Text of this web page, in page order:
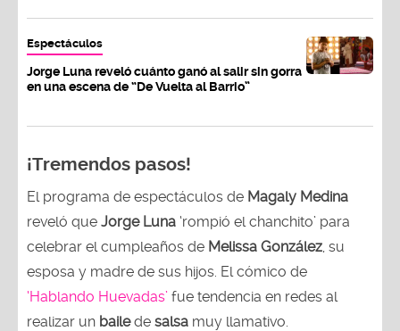
Espectáculos
Jorge Luna reveló cuánto ganó al salir sin gorra
en una escena de “De Vuelta al Barrio”
¡Tremendos pasos!
El programa de espectáculos de Magaly Medina
reveló que Jorge Luna ‘rompió el chanchito’ para
celebrar el cumpleaños de Melissa González , su
esposa y madre de sus hijos. El cómico de
‘Hablando Huevadas’ fue tendencia en redes al
realizar un bailede salsa muy llamativo.